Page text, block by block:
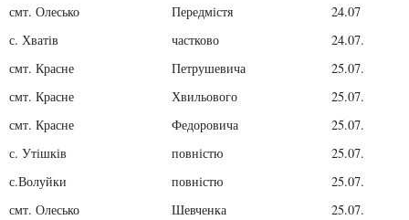
смт. Олесько
Передмістя
24.07
с. Хватів
частково
24.07.
смт. Красне
Петрушевича
25.07.
смт. Красне
Хвильового
25.07.
смт. Красне
Федоровича
25.07.
с. Утішків
повністю
25.07.
с.Волуйки
повністю
25.07.
смт. Олесько
Шевченка
25.07.